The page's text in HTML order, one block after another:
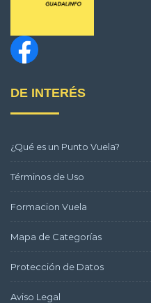
DE INTERÉS
¿Qué es un Punto Vuela?
Términos de Uso
Formacion Vuela
Mapa de Categorías
Protección de Datos
Aviso Legal